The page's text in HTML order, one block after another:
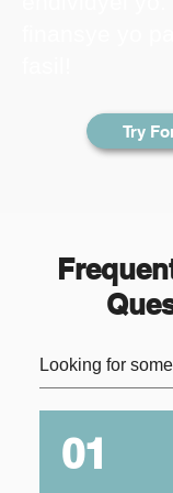
Try
01